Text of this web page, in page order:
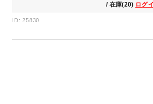
/ 在庫(20) ログ
ID: 25830